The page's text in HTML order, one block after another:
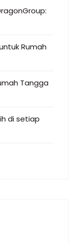
Rumah
Tangga
di setiap